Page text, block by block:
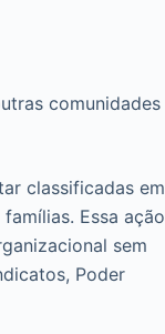
comunidades
classificadas em
Essa ação
sem
Poder